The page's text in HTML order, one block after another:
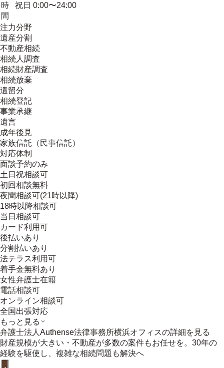
時
間
祝日 0:00〜24:00
注力分野
遺産分割
不動産相続
相続人調査
相続財産調査
相続放棄
遺留分
相続登記
事業承継
遺言
成年後見
家族信託（民事信託）
対応体制
面談予約のみ
土日祝相談可
初回相談無料
夜間相談可(21時以降)
18時以降相談可
当日相談可
カード利用可
後払いあり
分割払いあり
法テラス利用可
着手金無料あり
女性弁護士在籍
電話相談可
オンライン相談可
全国出張対応
もっと見る
弁護士法人Authense法律事務所横浜オフィスの詳細を見る
財産規模が大きい・不動産が多数の案件もお任せを。30年の
経験を駆使し、複雑な相続問題も解決へ